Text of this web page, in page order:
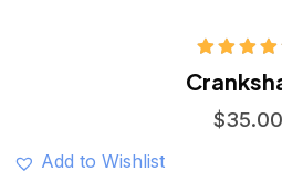
4.75z 5
$35.00
Add to Wishlist